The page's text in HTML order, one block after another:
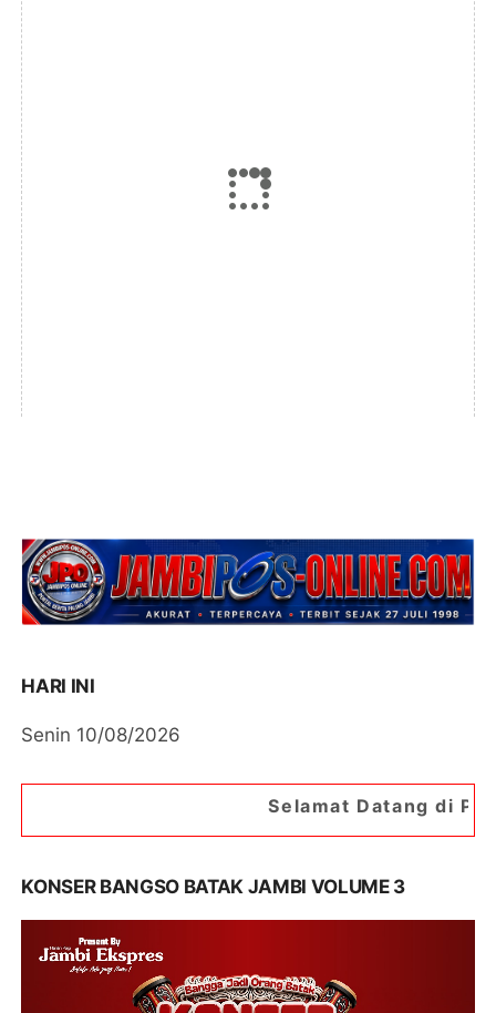
HARI INI
Senin 10/08/2026
Selamat Datang di Portal Berita
KONSER BANGSO BATAK JAMBI VOLUME 3